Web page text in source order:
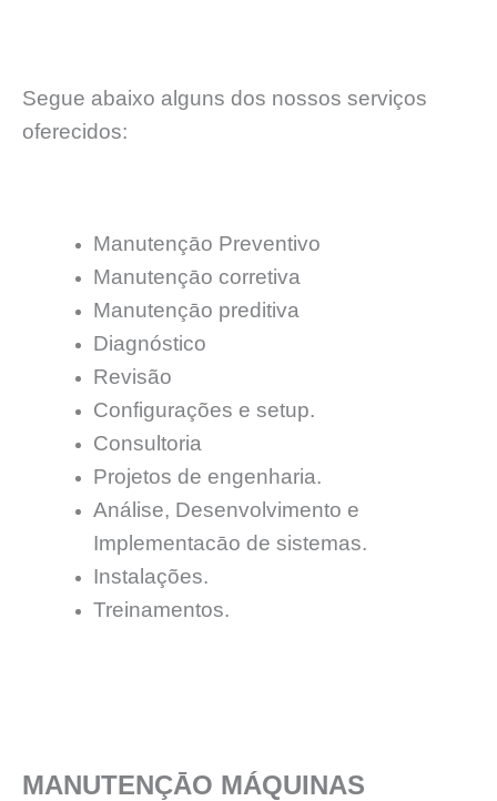
Segue abaixo alguns dos nossos serviços
oferecidos:
Manutençāo Preventivo
Manutençāo corretiva
Manutençāo preditiva
Diagnóstico
Revisão
Configurações e setup.
Consultoria
Projetos de engenharia.
Análise, Desenvolvimento e
Implementacāo de sistemas.
Instalações.
Treinamentos.
MANUTENÇĀO MÁQUINAS